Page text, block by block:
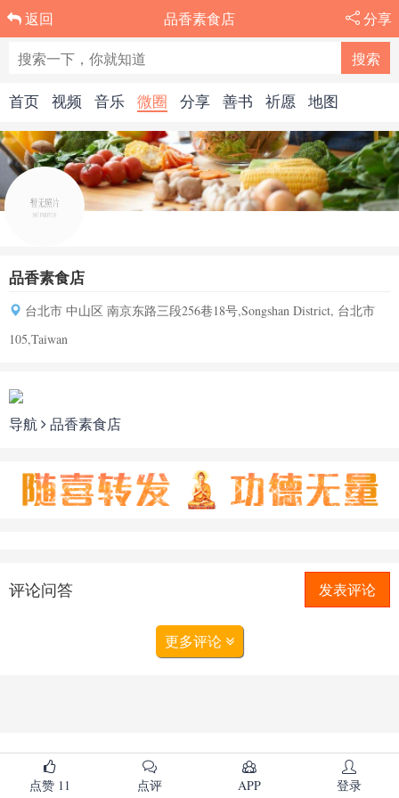
返回 品香素食店 分享
首页 视频 音乐 微圈 分享 善书 祈愿 地图
品香素食店
台北市 中山区 南京东路三段256巷18号,Songshan District, 台北市
105,Taiwan
导航 品香素食店
评论问答 发表评论
更多评论
点赞 11 点评 APP 登录